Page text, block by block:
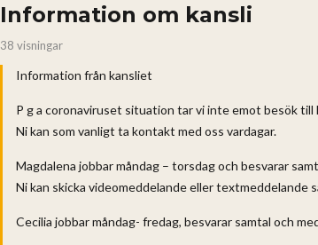
Information om kansli
38 visningar
Information från kansliet
P g a coronaviruset situation tar vi inte emot besök
Ni kan som vanligt ta kontakt med oss vardagar.
Magdalena jobbar måndag – torsdag och besvarar
Ni kan skicka videomeddelande eller textmeddelande
Cecilia jobbar måndag- fredag, besvarar samtal och